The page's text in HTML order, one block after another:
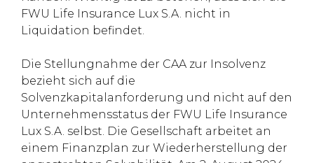
FWU Life Insurance Lux S.A. nicht in
Liquidation befindet.
Die Stellungnahme der CAA zur Insolvenz
bezieht sich auf die
Solvenzkapitalanforderung und nicht auf den
Unternehmensstatus der FWU Life Insurance
Lux S.A. selbst. Die Gesellschaft arbeitet an
einem Finanzplan zur Wiederherstellung der